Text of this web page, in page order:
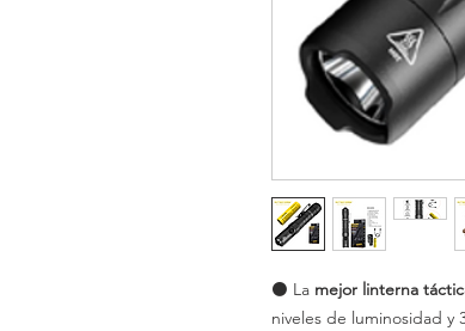
⚫️ La mejor linterna
niveles de luminosidad y